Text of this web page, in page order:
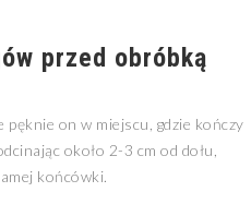
przed obróbką
on w miejscu, gdzie kończy
około 2-3 cm od dołu,
końcówki.